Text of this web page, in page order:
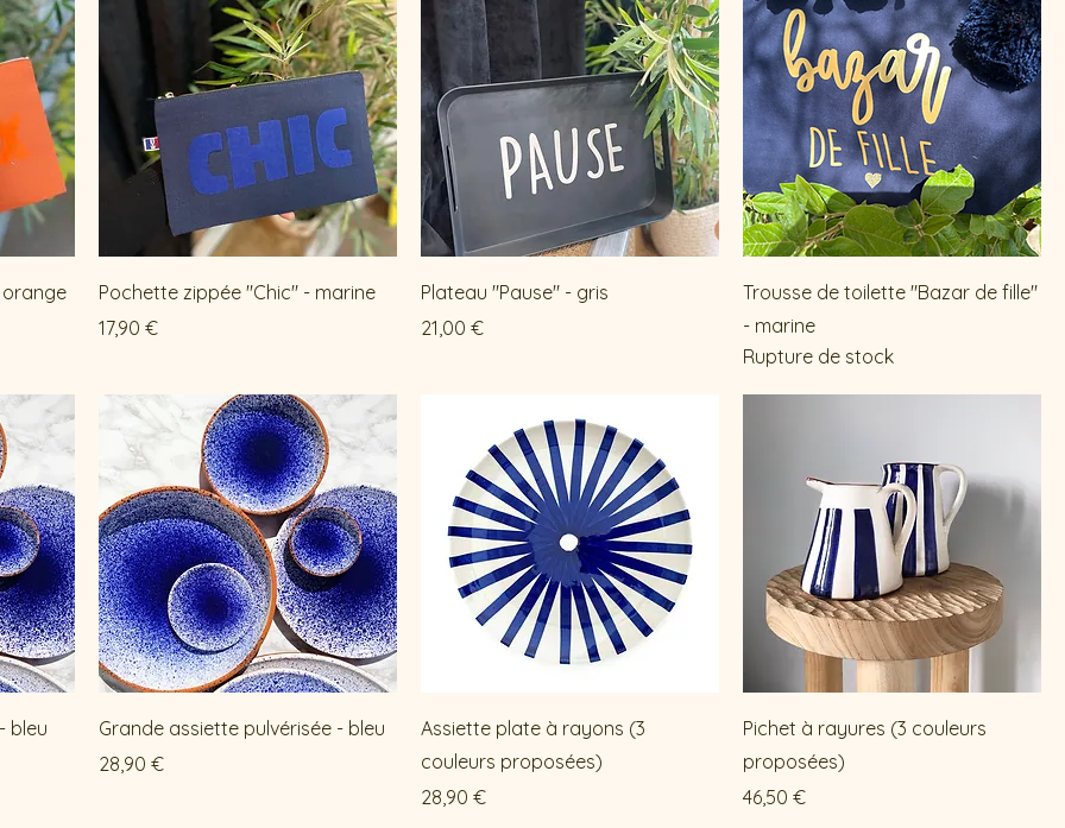
orange
Pochette zippée "Chic" - marine
Prix
17,90 €
Plateau "Pause" - gris
Prix
21,00 €
Trousse de toilette "Bazar de fille"
- marine
Rupture de stock
bleu
Grande assiette pulvérisée - bleu
Prix
28,90 €
Assiette plate à rayons (3
couleurs proposées)
Prix
28,90 €
Pichet à rayures (3 couleurs
proposées)
Prix
46,50 €